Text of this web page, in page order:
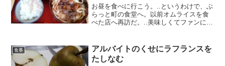
お昼を食べに行こう。..というわけで、ぶ
らっと町の食堂へ。以前オムライスを食
べた店へ再訪だ。..美味しくてファンにな
（オムライスセットの小うどん）この出
汁の虜に。甘...
食事
アルバイトのくせにラフランスを
たしなむ